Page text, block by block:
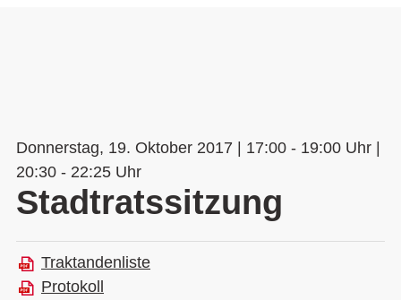
Donnerstag, 19. Oktober 2017 | 17:00 - 19:00 Uhr |
20:30 - 22:25 Uhr
Stadtratssitzung
Traktandenliste
Protokoll